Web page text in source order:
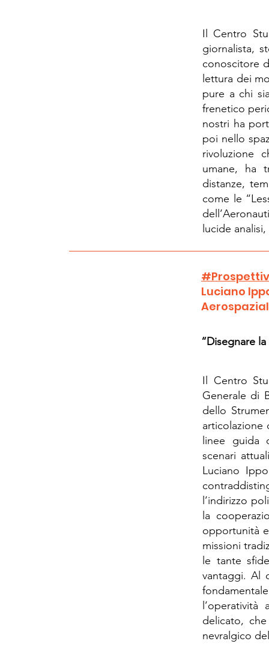
Il Centro
giornalista,
conoscitore
lettura dei
pure a chi
frenetico
nostri ha
poi nello
rivoluzione
umane, ha
distanze,
come le
lucide
Luciano
“Disegnare
Il Centro
Generale di
dello
articolazione
linee guida
scenari
Luciano
l’indirizzo
la
opportunità
missioni
le tante
vantaggi. Al
delicato,
nevralgico